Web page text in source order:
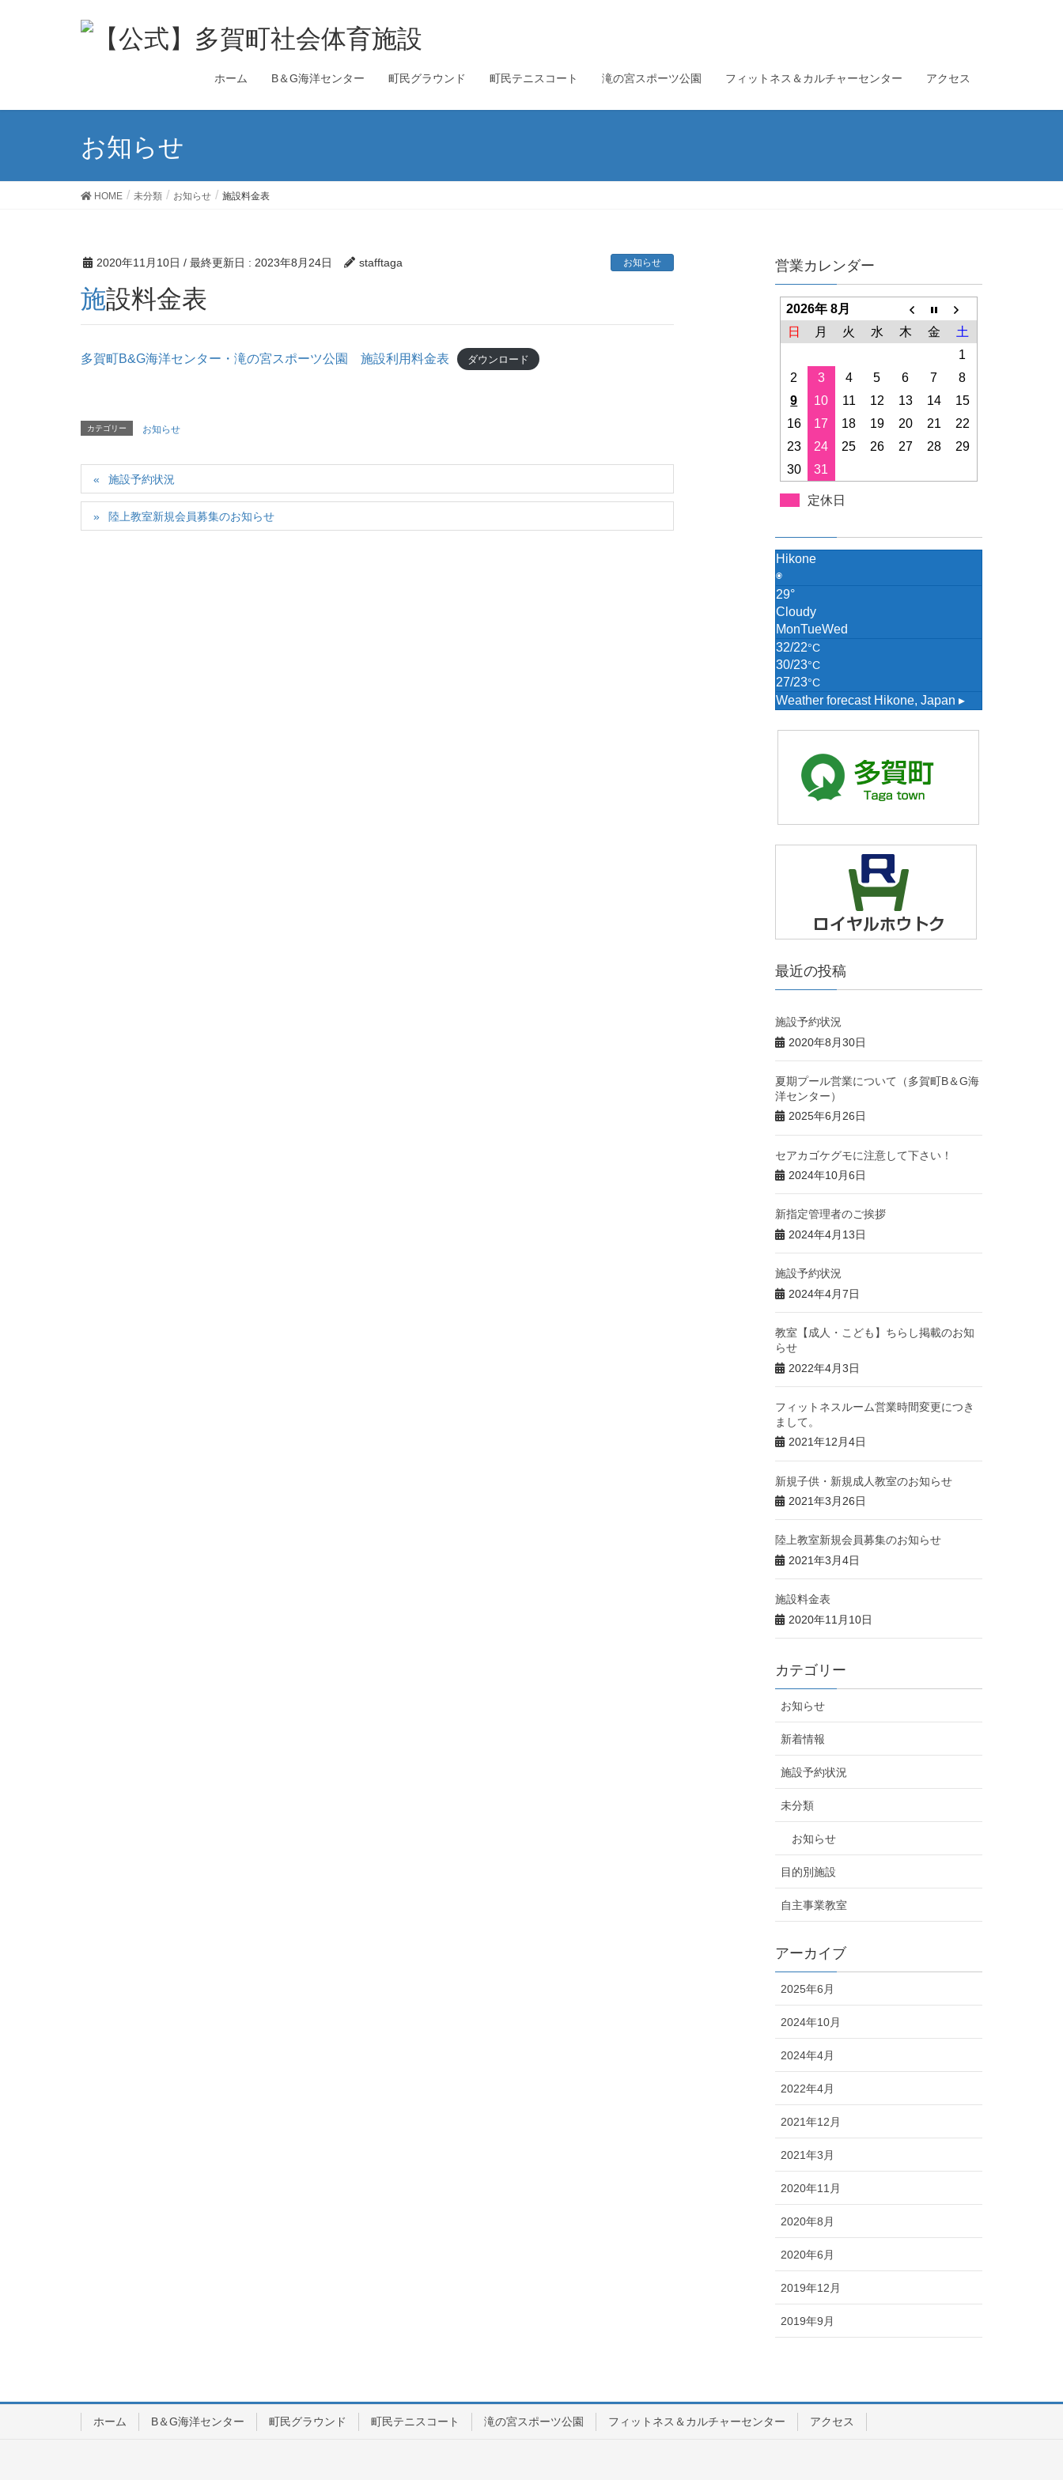
ホーム B＆G海洋センター 町民グラウンド 町民テニスコート 滝の宮スポーツ公園 フィットネス＆カルチャーセンター アクセス
お知らせ
HOME 未分類 お知らせ 施設料金表
2020年11月10日 / 最終更新日 : 2023年8月24日 stafftaga お知らせ
施設料金表
多賀町B&G海洋センター・滝の宮スポーツ公園 施設利用料金表 ダウンロード
カテゴリー お知らせ
施設予約状況
陸上教室新規会員募集のお知らせ
営業カレンダー
2026年 8月
日
月 火 水 木 金
土
1
2
3 4 5 6 7
8
9
10 11 12 13 14
15
16
17 18 19 20 21
22
23
24 25 26 27 28
29
30
31
定休日
Hikone
◉
29°
Cloudy
MonTueWed
32/22°C
30/23°C
27/23°C
Weather forecast Hikone, Japan ▸
最近の投稿
施設予約状況
2020年8月30日
夏期プール営業について（多賀町B＆G海
洋センター）
2025年6月26日
セアカゴケグモに注意して下さい！
2024年10月6日
新指定管理者のご挨拶
2024年4月13日
施設予約状況
2024年4月7日
教室【成人・こども】ちらし掲載のお知
らせ
2022年4月3日
フィットネスルーム営業時間変更につき
まして。
2021年12月4日
新規子供・新規成人教室のお知らせ
2021年3月26日
陸上教室新規会員募集のお知らせ
2021年3月4日
施設料金表
2020年11月10日
カテゴリー
お知らせ
新着情報
施設予約状況
未分類
お知らせ
目的別施設
自主事業教室
アーカイブ
2025年6月
2024年10月
2024年4月
2022年4月
2021年12月
2021年3月
2020年11月
2020年8月
2020年6月
2019年12月
2019年9月
ホーム B＆G海洋センター 町民グラウンド 町民テニスコート 滝の宮スポーツ公園 フィットネス＆カルチャーセンター アクセス